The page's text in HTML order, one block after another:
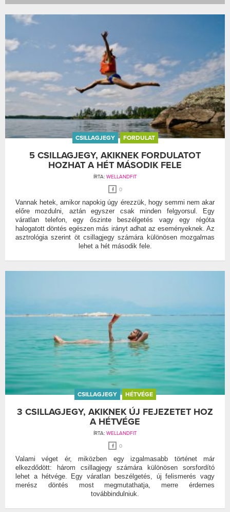
CSILLAGJEGY FORDULAT
5 CSILLAGJEGY, AKIKNEK FORDULATOT
HOZHAT A HÉT MÁSODIK FELE
ÍRTA: WELLANDFIT
0
Vannak hetek, amikor napokig úgy érezzük, hogy semmi nem akar
előre mozdulni, aztán egyszer csak minden felgyorsul. Egy
váratlan telefon, egy őszinte beszélgetés vagy egy régóta
halogatott döntés egészen más irányt adhat az eseményeknek. Az
asztrológia szerint öt csillagjegy számára különösen mozgalmas
lehet a hét második fele.
CSILLAGJEGY HÉTVÉGE
3 CSILLAGJEGY, AKIKNEK ÚJ FEJEZETET HOZ
A HÉTVÉGE
ÍRTA: WELLANDFIT
0
Valami véget ér, miközben egy izgalmasabb történet már
elkezdődött: három csillagjegy számára különösen sorsfordító
lehet a hétvége. Egy váratlan beszélgetés, új felismerés vagy
merész döntés most megmutathatja, merre érdemes
továbbindulniuk.